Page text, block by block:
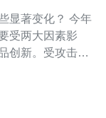
显著变化？ 今年
受两大因素影
创新。受攻击规
，支持多线BGP